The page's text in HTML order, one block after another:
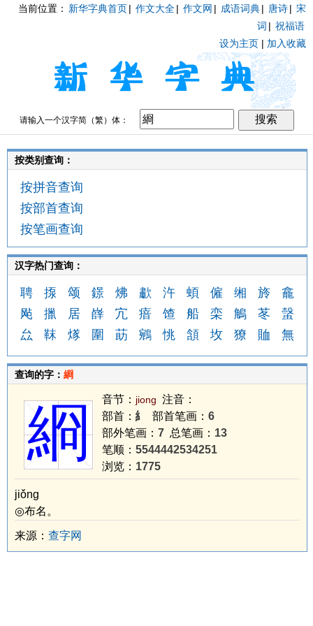
当前位置： 新华字典首页| 作文大全| 作文网 | 成语词典| 唐诗| 宋
词 | 祝福语
设为主页 | 加入收藏
请输入一个汉字简（繁）体：
按类别查询：
按拼音查询
按部首查询
按笔画查询
汉字热门查询：
聘 揼 颂 鐛 炥 歗 汻 蝢 僱 缃 旍
龕
飐
擸 居 嶭 宂 瘖 馇 船 栾 鵤 苳
螜
厽
靺 煫 圍 莇 鵷 恌 頷 坆 獠 賉 無
查询的字： 綗
綗 音节： jiong 注音：
部首：糹 部首笔画： 6
部外笔画： 7 总笔画： 13
笔顺： 5544442534251
浏览： 1775
jiǒng
◎布名。
来源： 查字网